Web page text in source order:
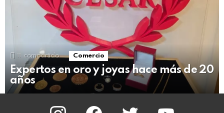
compartido Comercio
Expertos en oro y joyas hace más de 20
años
instagram facebook twitter